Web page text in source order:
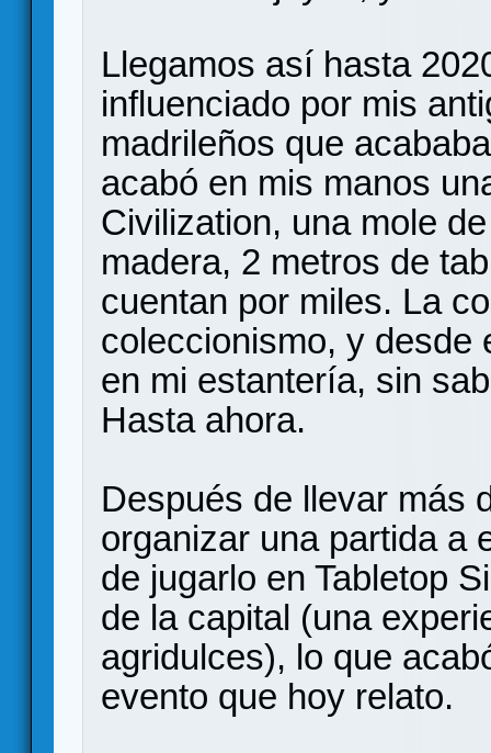
Llegamos así hasta
influenciado por mis
madrileños que
acabó en mis manos
Civilization, una mole
madera, 2 metros de
cuentan por miles. La
coleccionismo, y desde
en mi estantería, sin
Hasta ahora.
Después de llevar más
organizar una partida a
de jugarlo en Tabletop
de la capital (una
agridulces), lo que
evento que hoy relato.